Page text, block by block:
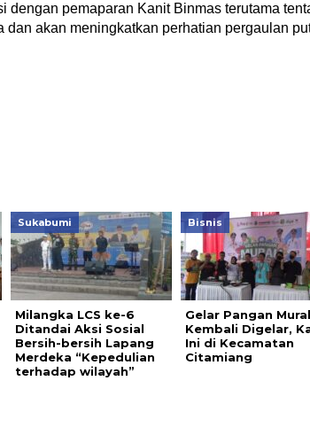
dengan pemaparan Kanit Binmas terutama
dan akan meningkatkan perhatian pergaulan
Sukabumi
Milangka LCS ke-6
Ditandai Aksi Sosial
Bersih-bersih Lapang
Merdeka “Kepedulian
terhadap wilayah”
Bisnis
Gelar Pangan
Kembali Digelar,
Ini di Kecamatan
Citamiang